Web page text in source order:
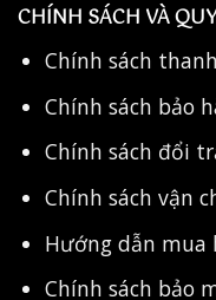
CHÍNH SÁCH VÀ
Chính sách
Chính sách bảo
Chính sách đổi
Chính sách vận
Hướng dẫn mua
Chính sách bảo